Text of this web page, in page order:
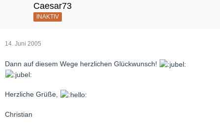
Caesar73
INAKTIV
14. Juni 2005
Dann auf diesem Wege herzlichen Glückwunsch!
Herzliche Grüße,
Christian